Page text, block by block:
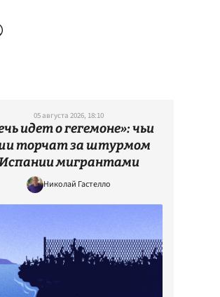
05 августа 2026, 18:10
идет о гегемоне»: чьи
торчат за штурмом
мигрантами
Николай Гастелло